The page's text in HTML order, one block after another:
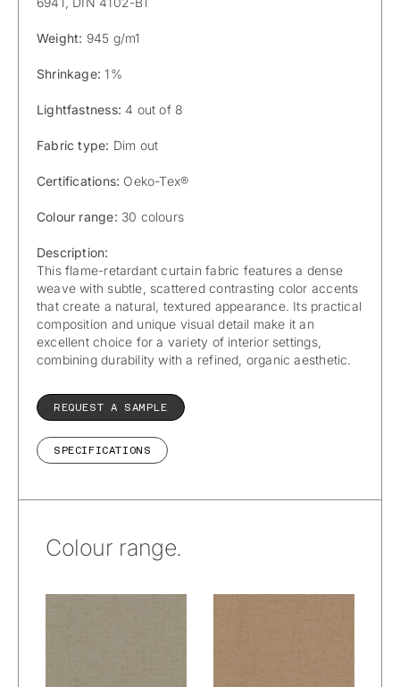
Weight: 945 g/m1
Shrinkage: 1%
Lightfastness: 4 out of 8
Fabric type: Dim out
Certifications: Oeko-Tex®
Colour range: 30 colours
Description:
This flame-retardant curtain fabric features a dense
weave with subtle, scattered contrasting color accents
that create a natural, textured appearance. Its practical
composition and unique visual detail make it an
excellent choice for a variety of interior settings,
combining durability with a refined, organic aesthetic.
REQUEST A SAMPLE
SPECIFICATIONS
Colour range.